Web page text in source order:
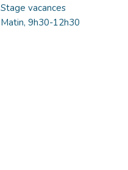
Stage vacances
Matin, 9h30-12h30